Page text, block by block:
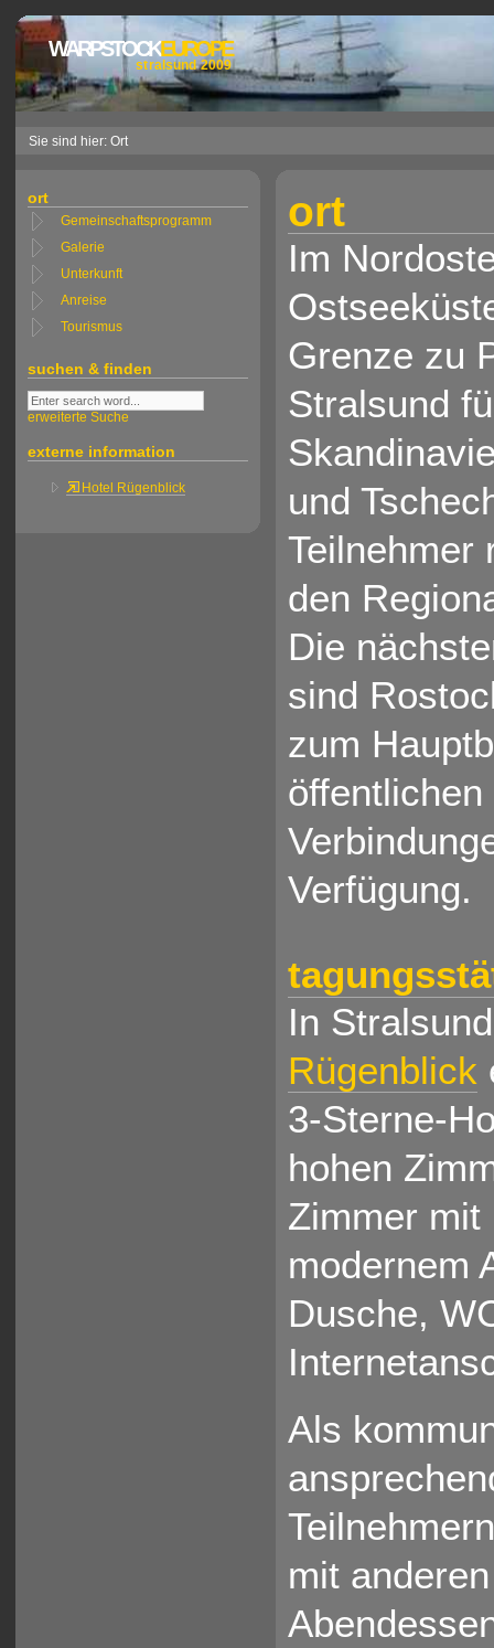
WARPSTOCKEUROPE
stralsund 2009
Sie sind hier: Ort
ort
Gemeinschaftsprogramm
Galerie
Unterkunft
Anreise
Tourismus
suchen & finden
erweiterte Suche
externe information
Hotel Rügenblick
ort
Im
Grenze zu
Stralsund
und
Teilnehmer
den
Die
sind
zum
Verfügung.
In
Rügenblick
3-Sterne-
hohen
Zimmer mit
modernem
Dusche,
Als
mit